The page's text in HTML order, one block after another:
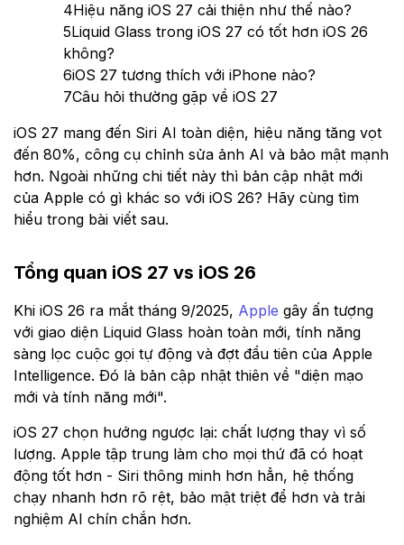
4Hiệu năng iOS 27 cải thiện như thế nào?
5Liquid Glass trong iOS 27 có tốt hơn iOS 26
không?
6iOS 27 tương thích với iPhone nào?
7Câu hỏi thường gặp về iOS 27
iOS 27 mang đến Siri AI toàn diện, hiệu năng tăng vọt
đến 80%, công cụ chỉnh sửa ảnh AI và bảo mật mạnh
hơn. Ngoài những chi tiết này thì bản cập nhật mới
của Apple có gì khác so với iOS 26? Hãy cùng tìm
hiểu trong bài viết sau.
Tổng quan iOS 27 vs iOS 26
Khi iOS 26 ra mắt tháng 9/2025, Apple gây ấn tượng
với giao diện Liquid Glass hoàn toàn mới, tính năng
sàng lọc cuộc gọi tự động và đợt đầu tiên của Apple
Intelligence. Đó là bản cập nhật thiên về "diện mạo
mới và tính năng mới".
iOS 27 chọn hướng ngược lại: chất lượng thay vì số
lượng. Apple tập trung làm cho mọi thứ đã có hoạt
động tốt hơn - Siri thông minh hơn hẳn, hệ thống
chạy nhanh hơn rõ rệt, bảo mật triệt để hơn và trải
nghiệm AI chín chắn hơn.